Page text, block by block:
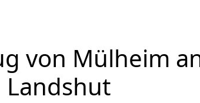
von Mülheim
Landshut